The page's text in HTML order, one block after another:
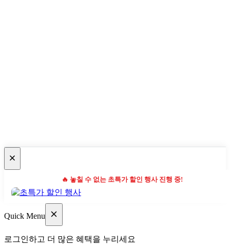
🔥 놓칠 수 없는 초특가 할인 행사 진행 중!
Quick Menu
로그인하고 더 많은 혜택을 누리세요